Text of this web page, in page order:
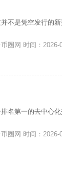
不是凭空发行的
圈网 时间：2026-
名第一的去中心
圈网 时间：2026-